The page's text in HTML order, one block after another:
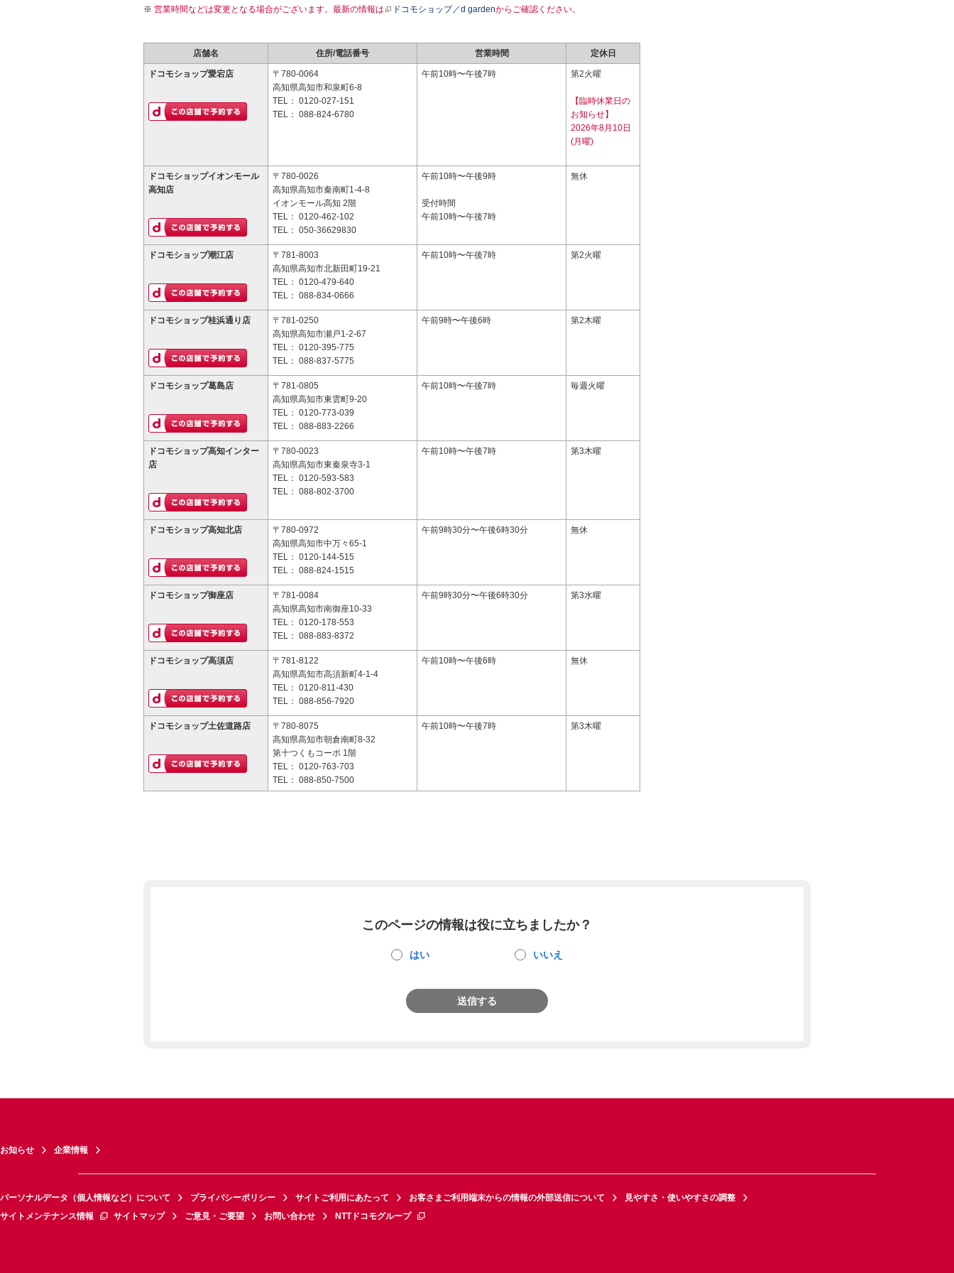
営業時間などは変更となる場合がございます。最新の情報は ドコモショップ／d gardenからご確認ください。
店舗名 住所/電話番号 営業時間 定休日
ドコモショップ愛宕店
〒780-0064
高知県高知市和泉町6-8
TEL： 0120-027-151
TEL： 088-824-6780
午前10時〜午後7時 第2火曜
【臨時休業日の
お知らせ】
2026年8月10日
(月曜)
ドコモショップイオンモール
高知店
〒780-0026
高知県高知市秦南町1-4-8
イオンモール高知 2階
TEL： 0120-462-102
TEL： 050-36629830
午前10時〜午後9時
受付時間
午前10時〜午後7時
無休
ドコモショップ潮江店
〒781-8003
高知県高知市北新田町19-21
TEL： 0120-479-640
TEL： 088-834-0666
午前10時〜午後7時 第2火曜
ドコモショップ桂浜通り店
〒781-0250
高知県高知市瀬戸1-2-67
TEL： 0120-395-775
TEL： 088-837-5775
午前9時〜午後6時 第2木曜
ドコモショップ葛島店
〒781-0805
高知県高知市東雲町9-20
TEL： 0120-773-039
TEL： 088-883-2266
午前10時〜午後7時 毎週火曜
ドコモショップ高知インター
店
〒780-0023
高知県高知市東秦泉寺3-1
TEL： 0120-593-583
TEL： 088-802-3700
午前10時〜午後7時 第3木曜
ドコモショップ高知北店
〒780-0972
高知県高知市中万々65-1
TEL： 0120-144-515
TEL： 088-824-1515
午前9時30分〜午後6時30分 無休
ドコモショップ御座店
〒781-0084
高知県高知市南御座10-33
TEL： 0120-178-553
TEL： 088-883-8372
午前9時30分〜午後6時30分 第3水曜
ドコモショップ高須店
〒781-8122
高知県高知市高須新町4-1-4
TEL： 0120-811-430
TEL： 088-856-7920
午前10時〜午後6時 無休
ドコモショップ土佐道路店
〒780-8075
高知県高知市朝倉南町8-32
第十つくもコーポ 1階
TEL： 0120-763-703
TEL： 088-850-7500
午前10時〜午後7時 第3木曜
このページの情報は役に立ちましたか？
はい いいえ
送信する
お知らせ 企業情報
パーソナルデータ（個人情報など）について プライバシーポリシー サイトご利用にあたって お客さまご利用端末からの情報の外部送信について
見やすさ・使いやすさの調整
サイトメンテナンス情報
サイトマップ ご意見・ご要望 お問い合わせ NTTドコモグループ